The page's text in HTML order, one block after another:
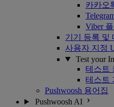
카카오
Viber
기기 등록 및
사용자 지정
Test your
테스트
테스트
Pushwoosh 용어집
Pushwoosh AI